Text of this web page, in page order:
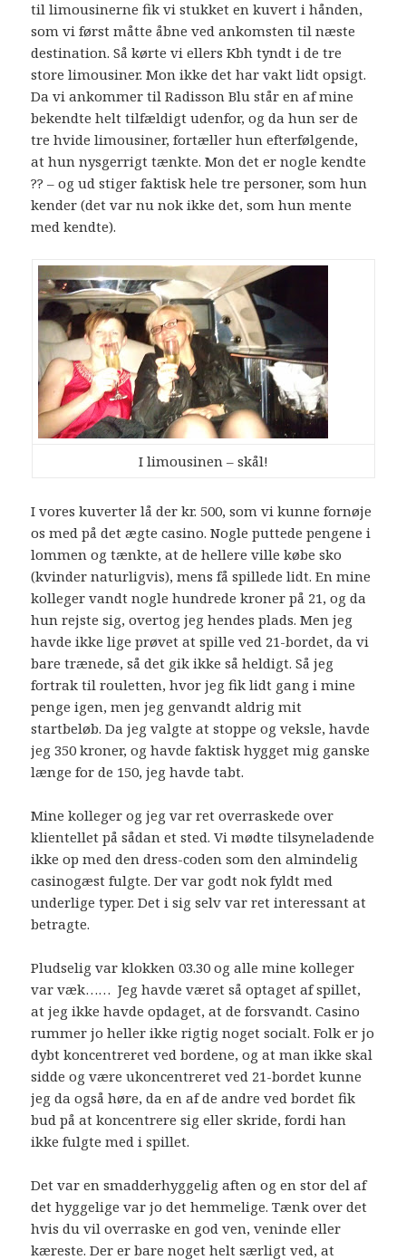
til limousinerne fik vi stukket en kuvert i hånden,
som vi først måtte åbne ved ankomsten til næste
destination. Så kørte vi ellers Kbh tyndt i de tre
store limousiner. Mon ikke det har vakt lidt opsigt.
Da vi ankommer til Radisson Blu står en af mine
bekendte helt tilfældigt udenfor, og da hun ser de
tre hvide limousiner, fortæller hun efterfølgende,
at hun nysgerrigt tænkte. Mon det er nogle kendte
?? – og ud stiger faktisk hele tre personer, som hun
kender (det var nu nok ikke det, som hun mente
med kendte).
I limousinen – skål!
I vores kuverter lå der kr. 500, som vi kunne fornøje
os med på det ægte casino. Nogle puttede pengene i
lommen og tænkte, at de hellere ville købe sko
(kvinder naturligvis), mens få spillede lidt. En mine
kolleger vandt nogle hundrede kroner på 21, og da
hun rejste sig, overtog jeg hendes plads. Men jeg
havde ikke lige prøvet at spille ved 21-bordet, da vi
bare trænede, så det gik ikke så heldigt. Så jeg
fortrak til rouletten, hvor jeg fik lidt gang i mine
penge igen, men jeg genvandt aldrig mit
startbeløb. Da jeg valgte at stoppe og veksle, havde
jeg 350 kroner, og havde faktisk hygget mig ganske
længe for de 150, jeg havde tabt.
Mine kolleger og jeg var ret overraskede over
klientellet på sådan et sted. Vi mødte tilsyneladende
ikke op med den dress-coden som den almindelig
casinogæst fulgte. Der var godt nok fyldt med
underlige typer. Det i sig selv var ret interessant at
betragte.
Pludselig var klokken 03.30 og alle mine kolleger
var væk…… Jeg havde været så optaget af spillet,
at jeg ikke havde opdaget, at de forsvandt. Casino
rummer jo heller ikke rigtig noget socialt. Folk er jo
dybt koncentreret ved bordene, og at man ikke skal
sidde og være ukoncentreret ved 21-bordet kunne
jeg da også høre, da en af de andre ved bordet fik
bud på at koncentrere sig eller skride, fordi han
ikke fulgte med i spillet.
Det var en smadderhyggelig aften og en stor del af
det hyggelige var jo det hemmelige. Tænk over det
hvis du vil overraske en god ven, veninde eller
kæreste. Der er bare noget helt særligt ved, at